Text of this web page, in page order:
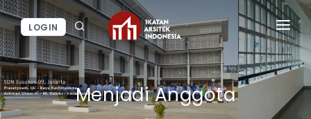
LOGIN
BERANDA
BERITA / KEGIATAN
Menjadi Anggota